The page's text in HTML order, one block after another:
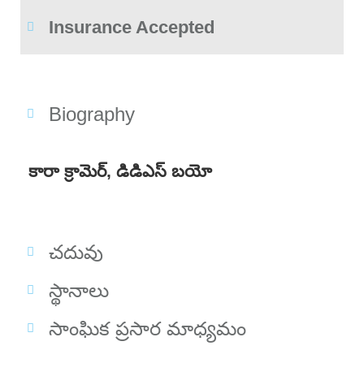
Insurance Accepted
Biography
కారా క్రామెర్, డిడిఎస్ బయో
చదువు
స్థానాలు
సాంఘిక ప్రసార మాధ్యమం